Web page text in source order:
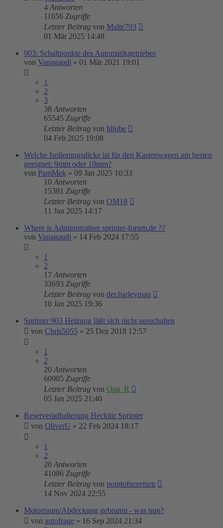
4 Antworten
11656 Zugriffe
Letzter Beitrag von Malte793
01 Mär 2025 14:48
903: Schaltpunkte des Automatikgetriebes
von Vanagaudi » 01 Mär 2021 19:01
1
2
3
38 Antworten
65545 Zugriffe
Letzter Beitrag von hljube
04 Feb 2025 19:08
Welche Isolierungsdicke ist für den Kastenwagen am besten
geeignet: 9mm oder 19mm?
von PamMek » 09 Jan 2025 10:33
10 Antworten
15381 Zugriffe
Letzter Beitrag von OM18
11 Jan 2025 14:17
Where is Administration sprinter-forum.de ??
von Vanagaudi » 14 Feb 2024 17:55
1
2
17 Antworten
33693 Zugriffe
Letzter Beitrag von der.harleyman
10 Jan 2025 19:36
Sprinter 903 Heizung läßt sich nicht ausschalten
von Chris5055 » 25 Dez 2018 12:57
1
2
20 Antworten
60905 Zugriffe
Letzter Beitrag von Opa_R
05 Jan 2025 21:40
Reserveradhalterung Hecktür Sprinter
von OliverU » 22 Feb 2024 18:17
1
2
20 Antworten
41086 Zugriffe
Letzter Beitrag von pointofnoreturn
14 Nov 2024 22:55
Motorraum/Abdeckung gebrannt - was nun?
von autofrage » 16 Sep 2024 21:34